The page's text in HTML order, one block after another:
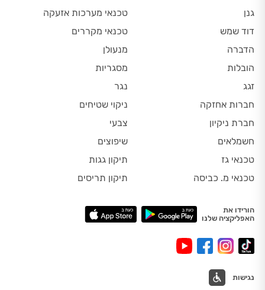
גנן
דוד שמש
הדברה
הובלות
זגג
חברות אחזקה
חברת ניקיון
חשמלאים
טכנאי גז
טכנאי מ. כביסה
טכנאי מערכות אזעקה
טכנאי מקררים
מנעולן
מסגריות
נגר
ניקוי שטיחים
צבעי
שיפוצים
תיקון גגות
תיקון תריסים
הורידו את
האפליקציה שלנו
נגישות